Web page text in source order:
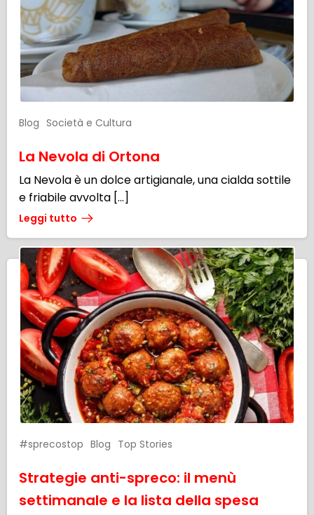
Blog Società e Cultura
La Nevola di Ortona
La Nevola è un dolce artigianale, una cialda sottile
e friabile avvolta […]
Leggi tutto
#sprecostop Blog Top Stories
Strategie anti-spreco: il menù
settimanale e la lista della spesa